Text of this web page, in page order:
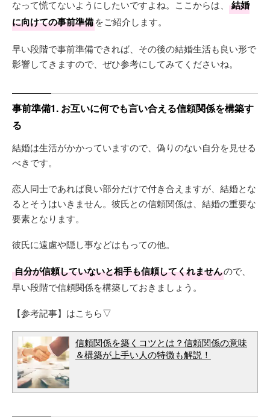
なって慌てないようにしたいですよね。ここからは、
結婚
に向けての事前準備をご紹介します。
早い段階で事前準備できれば、その後の結婚生活も良い形で
影響してきますので、ぜひ参考にしてみてくださいね。
事前準備1. お互いに何でも言い合える信頼関係を構築す
る
結婚は生活がかかっていますので、偽りのない自分を見せる
べきです。
恋人同士であれば良い部分だけで付き合えますが、結婚とな
るとそうはいきません。彼氏との信頼関係は、結婚の重要な
要素となります。
彼氏に遠慮や隠し事などはもっての他。
自分が信頼していないと相手も信頼してくれませんので、
早い段階で信頼関係を構築しておきましょう。
【参考記事】はこちら▽
信頼関係を築くコツとは？信頼関係の意味
＆構築が上手い人の特徴も解説！